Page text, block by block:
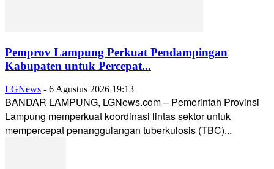
Pemprov Lampung Perkuat Pendampingan
Kabupaten untuk Percepat...
LGNews - 6 Agustus 2026 19:13
BANDAR LAMPUNG, LGNews.com – Pemerintah Provinsi
Lampung memperkuat koordinasi lintas sektor untuk
mempercepat penanggulangan tuberkulosis (TBC)...